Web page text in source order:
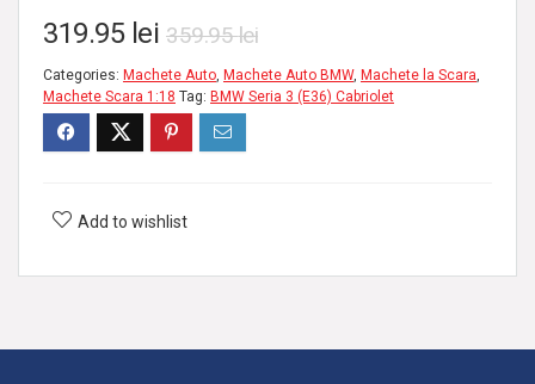
359.95lei
319.95 lei
Categories: Machete Auto, Machete Auto BMW, Machete la Scara,
Machete Scara 1:18 Tag: BMW Seria 3 (E36) Cabriolet
Add to wishlist